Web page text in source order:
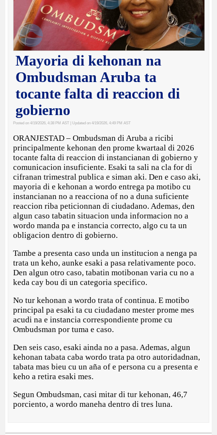
Mayoria di kehonan na
Ombudsman Aruba ta
tocante falta di reaccion di
gobierno
Posted on 4/19/2026, 4:38 PM AST | Updated on 4/19/2026, 4:49 PM AST
ORANJESTAD – Ombudsman di Aruba a ricibi
principalmente kehonan den prome kwartaal di 2026
tocante falta di reaccion di instancianan di gobierno y
comunicacion insuficiente. Esaki ta sali na cla for di
cifranan trimestral publica e siman aki. Den e caso aki,
mayoria di e kehonan a wordo entrega pa motibo cu
instancianan no a reacciona of no a duna suficiente
reaccion riba peticionnan di ciudadano. Ademas, den
algun caso tabatin situacion unda informacion no a
wordo manda pa e instancia correcto, algo cu ta un
obligacion dentro di gobierno.
Tambe a presenta caso unda un institucion a nenga pa
trata un keho, aunke esaki a pasa relativamente poco.
Den algun otro caso, tabatin motibonan varia cu no a
keda cay bou di un categoria specifico.
No tur kehonan a wordo trata of continua. E motibo
principal pa esaki ta cu ciudadano mester prome mes
acudi na e instancia correspondiente prome cu
Ombudsman por tuma e caso.
Den seis caso, esaki ainda no a pasa. Ademas, algun
kehonan tabata caba wordo trata pa otro autoridadnan,
tabata mas bieu cu un aña of e persona cu a presenta e
keho a retira esaki mes.
Segun Ombudsman, casi mitar di tur kehonan, 46,7
porciento, a wordo maneha dentro di tres luna.